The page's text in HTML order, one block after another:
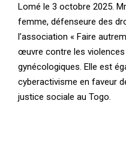
Lomé le 3 octobre 2025.
femme, défenseure des
l’association « Faire
œuvre contre les
gynécologiques. Elle est
cyberactivisme en faveur
justice sociale au Togo.